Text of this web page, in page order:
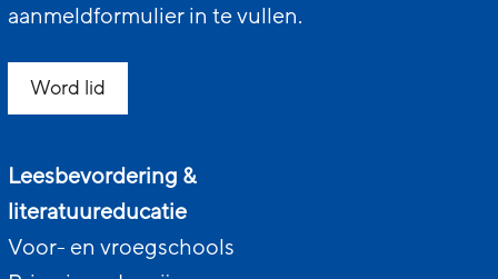
aanmeldformulier in te vullen.
Word lid
Leesbevordering &
literatuureducatie
Voor- en vroegschools